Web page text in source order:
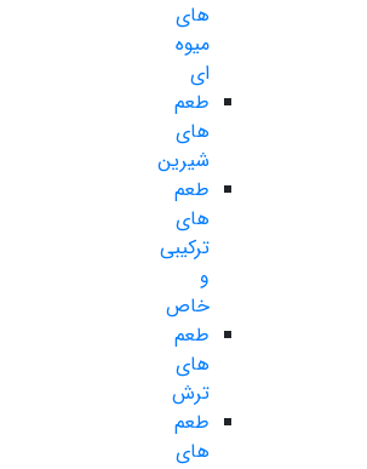
های
میوه
ای
طعم
های
شیرین
طعم
های
ترکیبی
و
خاص
طعم
های
ترش
طعم
های